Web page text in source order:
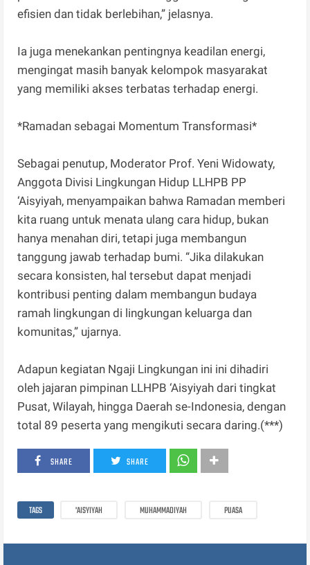
efisien dan tidak berlebihan,” jelasnya.
Ia juga menekankan pentingnya keadilan energi,
mengingat masih banyak kelompok masyarakat
yang memiliki akses terbatas terhadap energi.
*Ramadan sebagai Momentum Transformasi*
Sebagai penutup, Moderator Prof. Yeni Widowaty,
Anggota Divisi Lingkungan Hidup LLHPB PP
‘Aisyiyah, menyampaikan bahwa Ramadan memberi
kita ruang untuk menata ulang cara hidup, bukan
hanya menahan diri, tetapi juga membangun
tanggung jawab terhadap bumi. “Jika dilakukan
secara konsisten, hal tersebut dapat menjadi
kontribusi penting dalam membangun budaya
ramah lingkungan di lingkungan keluarga dan
komunitas,” ujarnya.
Adapun kegiatan Ngaji Lingkungan ini ini dihadiri
oleh jajaran pimpinan LLHPB ‘Aisyiyah dari tingkat
Pusat, Wilayah, hingga Daerah se-Indonesia, dengan
total 89 peserta yang mengikuti secara daring.(***)
SHARE SHARE
TAGS 'AISYIYAH MUHAMMADIYAH PUASA